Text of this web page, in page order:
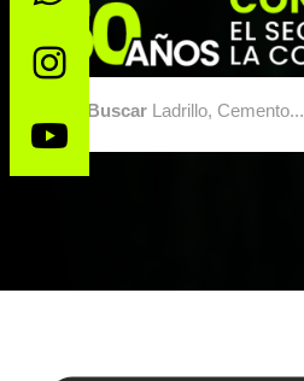
BuscarLadrillo, Cemento...